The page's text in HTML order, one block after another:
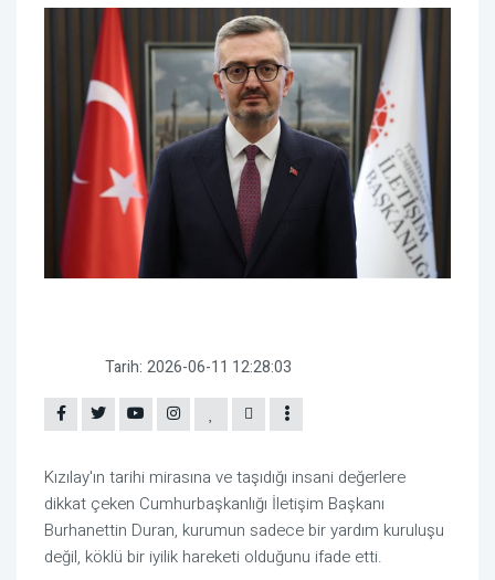
Tarih: 2026-06-11 12:28:03
Kızılay'ın tarihi mirasına ve taşıdığı insani değerlere
dikkat çeken Cumhurbaşkanlığı İletişim Başkanı
Burhanettin Duran, kurumun sadece bir yardım kuruluşu
değil, köklü bir iyilik hareketi olduğunu ifade etti.